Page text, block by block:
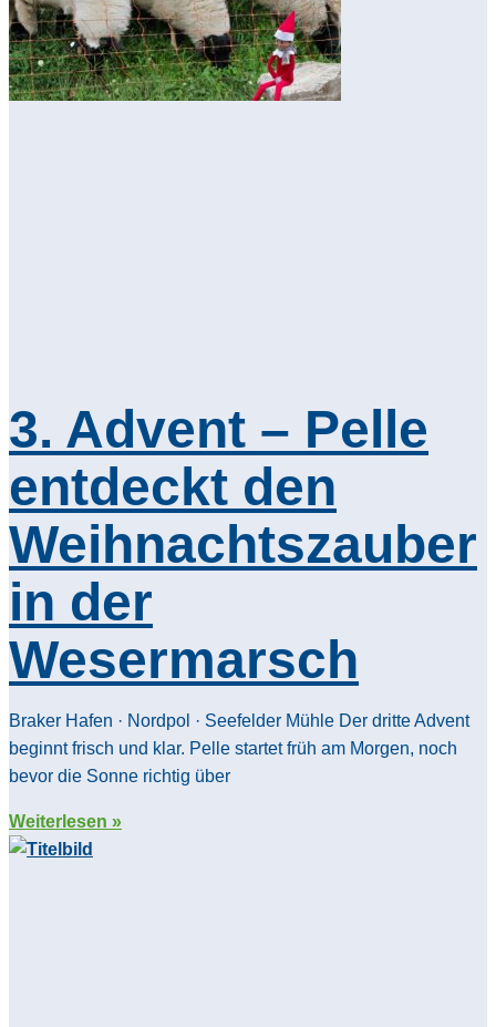
3. Advent – Pelle
entdeckt den
Weihnachtszauber
in der
Wesermarsch
Braker Hafen · Nordpol · Seefelder Mühle Der dritte Advent
beginnt frisch und klar. Pelle startet früh am Morgen, noch
bevor die Sonne richtig über
Weiterlesen »